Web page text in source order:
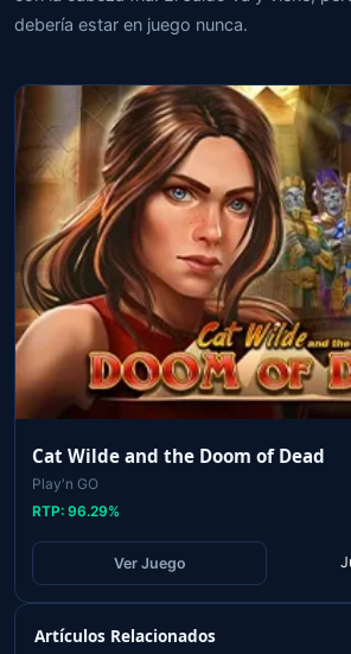
debería estar en juego nunca.
Cat Wilde and the Doom of Dead
Play'n GO
RTP: 96.29%
Ver Juego
Artículos Relacionados